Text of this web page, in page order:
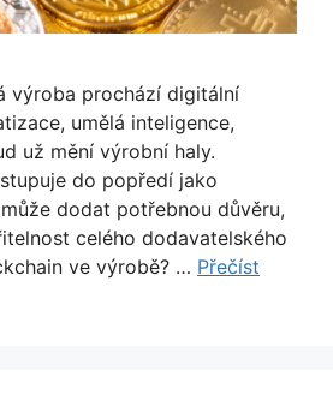
výroba prochází digitální
umělá inteligence,
už mění výrobní haly.
do popředí jako
dodat potřebnou důvěru,
celého dodavatelského
ve výrobě? … Přečíst